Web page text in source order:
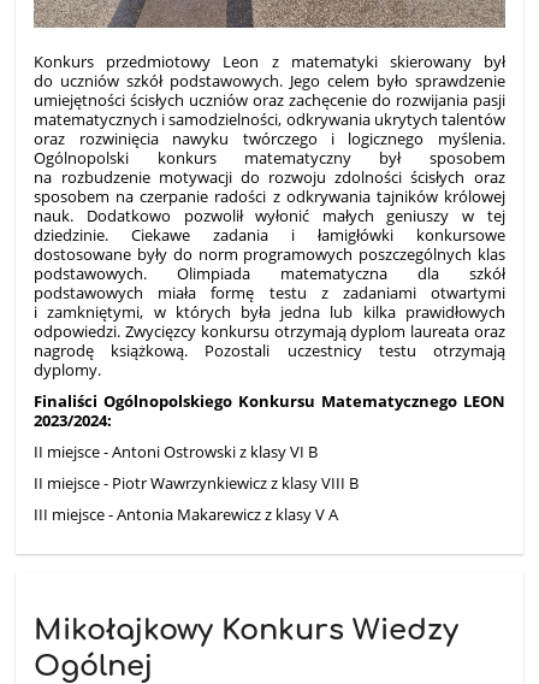
Konkurs przedmiotowy Leon z matematyki skierowany był
do uczniów szkół podstawowych. Jego celem było sprawdzenie
umiejętności ścisłych uczniów oraz zachęcenie do rozwijania pasji
matematycznych i samodzielności, odkrywania ukrytych talentów
oraz rozwinięcia nawyku twórczego i logicznego myślenia.
Ogólnopolski konkurs matematyczny był sposobem
na rozbudzenie motywacji do rozwoju zdolności ścisłych oraz
sposobem na czerpanie radości z odkrywania tajników królowej
nauk. Dodatkowo pozwolił wyłonić małych geniuszy w tej
dziedzinie. Ciekawe zadania i łamigłówki konkursowe
dostosowane były do norm programowych poszczególnych klas
podstawowych. Olimpiada matematyczna dla szkół
podstawowych miała formę testu z zadaniami otwartymi
i zamkniętymi, w których była jedna lub kilka prawidłowych
odpowiedzi.Zwycięzcy konkursu otrzymają dyplom laureata oraz
nagrodę książkową. Pozostali uczestnicy testu otrzymają
dyplomy.
Finaliści Ogólnopolskiego Konkursu Matematycznego LEON
2023/2024:
II miejsce - Antoni Ostrowski z klasy VI B
II miejsce - Piotr Wawrzynkiewicz z klasy VIII B
III miejsce - Antonia Makarewicz z klasy V A
Mikołajkowy Konkurs Wiedzy
Ogólnej